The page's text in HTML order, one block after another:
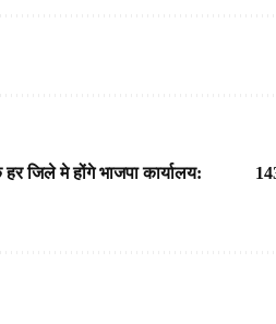
जिले मे होंगे भाजपा कार्यालय: